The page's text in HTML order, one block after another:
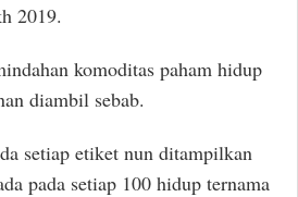
2019.
komoditas paham hidup
diambil sebab.
setiap etiket nun ditampilkan
pada setiap 100 hidup ternama